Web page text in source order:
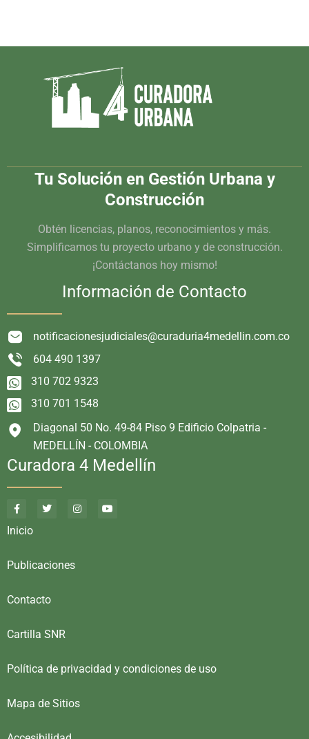
Tu Solución en Gestión Urbana y
Construcción
Obtén licencias, planos, reconocimientos y más.
Simplificamos tu proyecto urbano y de construcción.
¡Contáctanos hoy mismo!
Información de Contacto
notificacionesjudiciales@curaduria4medellin.com.co
604 490 1397
310 702 9323
310 701 1548
Diagonal 50 No. 49-84 Piso 9 Edificio Colpatria -
MEDELLÍN - COLOMBIA
Curadora 4 Medellín
Inicio
Publicaciones
Contacto
Cartilla SNR
Política de privacidad y condiciones de uso
Mapa de Sitios